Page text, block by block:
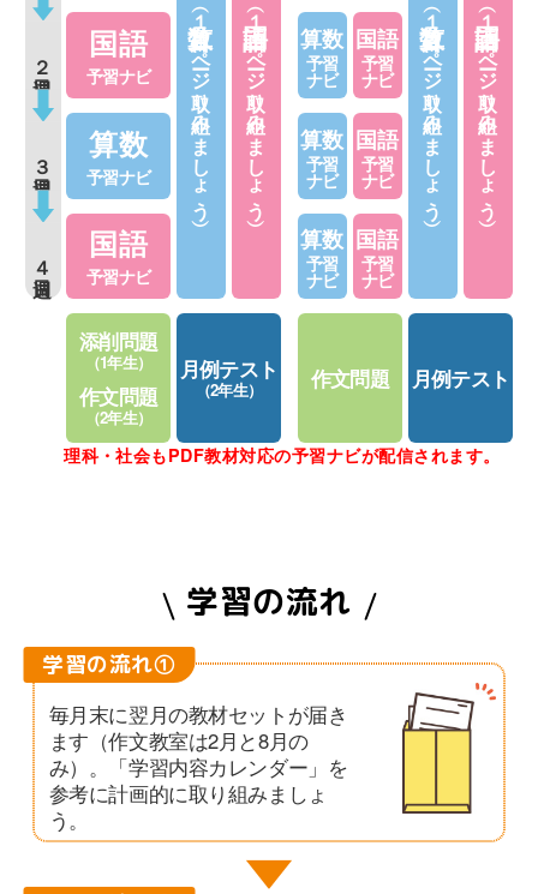
３週目
４週目
国語
予習ナビ
算数
予習ナビ
国語
予習ナビ
添削問題
（1年生）
作文問題
（2年生）
（１日１ページ取り組みましょう）
月例テスト
（2年生）
（１日１ページ取り組みましょう） 算数
予習
ナビ
算数
予習
ナビ
算数
予習
ナビ
作文問題
国語
予習
ナビ
国語
予習
ナビ
国語
予習
ナビ
（１日２ページ取り組みましょう）
月例テスト
（１日２ページ取り組みましょう）
理科・社会もPDF教材対応の予習ナビが配信されます。
学習の流れ
学習の流れ①
毎月末に翌月の教材セットが届き
ます（作文教室は2月と8月の
み）。「学習内容カレンダー」を
参考に計画的に取り組みましょ
う。